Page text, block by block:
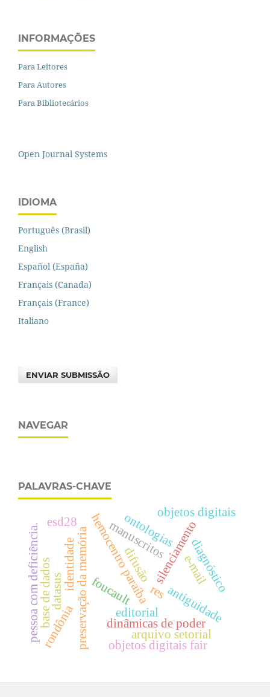
INFORMAÇÕES
Para Leitores
Para Autores
Para Bibliotecários
Open Journal Systems
IDIOMA
Português (Brasil)
English
Español (España)
Français (Canada)
Français (France)
Italiano
ENVIAR SUBMISSÃO
NAVEGAR
PALAVRAS-CHAVE
hemocentro paraíba
editorial
manuscritossilenciamento
preservação da memória dinâmicas de poder
foucault antiguidade
ontologias
arquivo setorial
diagnóstico
identidade difusão e-mail
res
esd28
datasus
objetos digitais fair
objetos digitais
rondônia
base de dados
pessoa com deficiência.